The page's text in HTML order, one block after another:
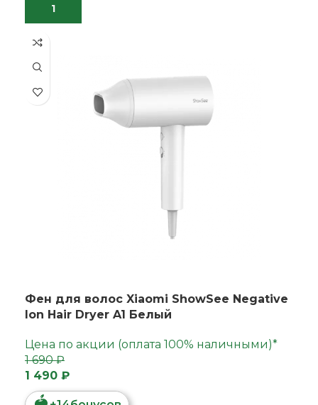
Фен для волос Xiaomi ShowSee Negative
lon Hair Dryer A1 Белый
Цена по акции (оплата 100% наличными)*
1 490 ₽
1 690 ₽